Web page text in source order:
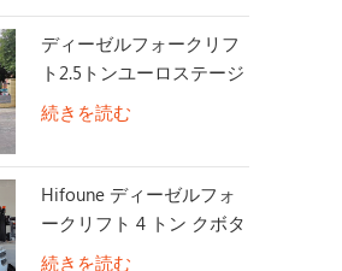
ディーゼルフォークリフ
ト2.5トンユーロステージ
5付き
続きを読む
Hifoune ディーゼルフォ
ークリフト 4 トン クボタ
エンジン搭載
続きを読む